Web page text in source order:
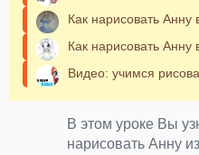
Как нарисовать Анну
Как нарисовать Анну
Видео: учимся
В этом уроке Вы
нарисовать Анну